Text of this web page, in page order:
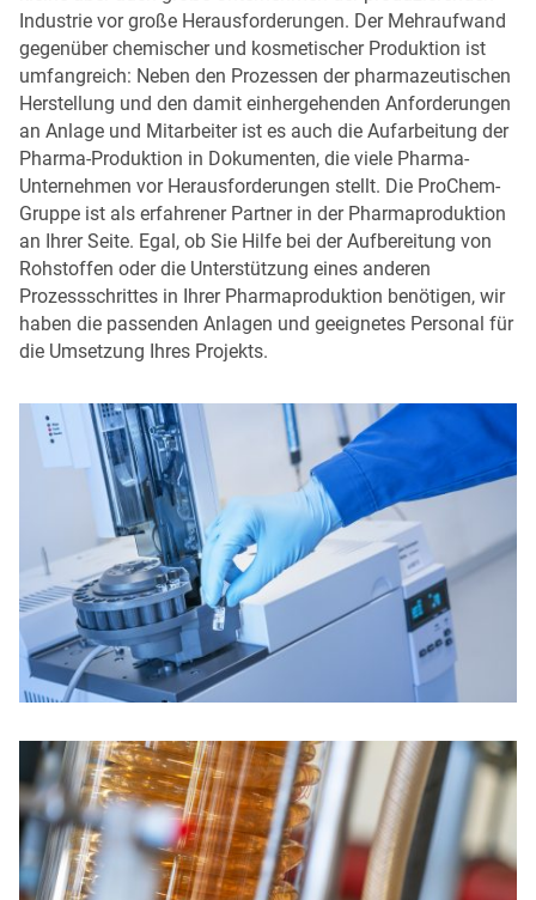
Industrie vor große Herausforderungen. Der Mehraufwand
gegenüber chemischer und kosmetischer Produktion ist
umfangreich: Neben den Prozessen der pharmazeutischen
Herstellung und den damit einhergehenden Anforderungen
an Anlage und Mitarbeiter ist es auch die Aufarbeitung der
Pharma-Produktion in Dokumenten, die viele Pharma-
Unternehmen vor Herausforderungen stellt. Die ProChem-
Gruppe ist als erfahrener Partner in der Pharmaproduktion
an Ihrer Seite. Egal, ob Sie Hilfe bei der Aufbereitung von
Rohstoffen oder die Unterstützung eines anderen
Prozessschrittes in Ihrer Pharmaproduktion benötigen, wir
haben die passenden Anlagen und geeignetes Personal für
die Umsetzung Ihres Projekts.